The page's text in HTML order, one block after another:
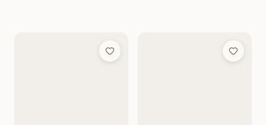
Add to Wish List Add to